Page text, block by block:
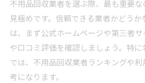
流れ
見積もりで確認すべき不用
項
不用品回収時に同席するメ
不用品の処分依頼でトラブル
不用品回収業者を選ぶ際、最も重要
見極めです。信頼できる業者かどう
は、まず公式ホームページや第三者
や口コミ評価を確認しましょう。特
では、不用品回収業者ランキングや
考になります。